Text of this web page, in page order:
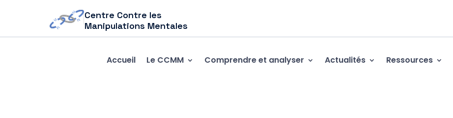
Centre Contre les
Manipulations Mentales
Accueil Le CCMM Comprendre et analyser Actualités Ressources